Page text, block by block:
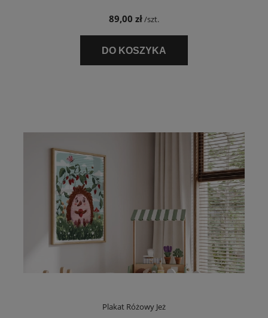
89,00 zł/szt.
DO KOSZYKA
Plakat Różowy Jeż